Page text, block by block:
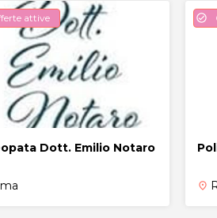
attive
Dott. Emilio Notaro
check_circle
place